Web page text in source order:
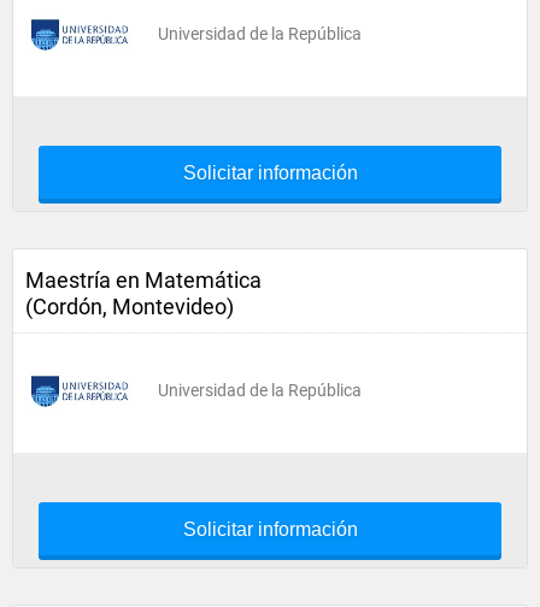
Universidad de la República
Solicitar información
Maestría en Matemática
(Cordón, Montevideo)
Universidad de la República
Solicitar información